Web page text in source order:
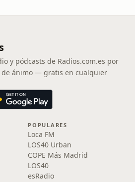
y pódcasts de Radios.com.es por
de ánimo — gratis en cualquier
POPULARES
Loca FM
LOS40 Urban
COPE Más Madrid
LOS40
esRadio